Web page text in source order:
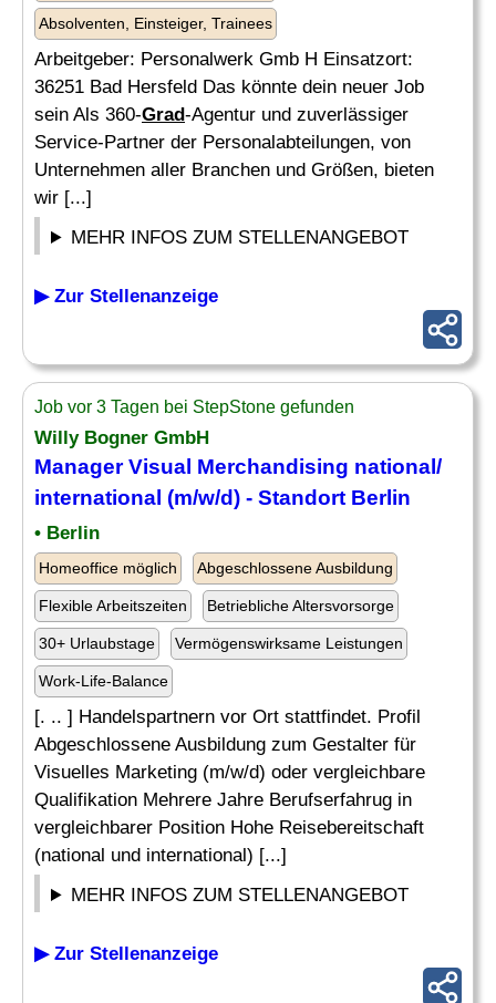
Absolventen, Einsteiger, Trainees
Arbeitgeber: Personalwerk Gmb H Einsatzort:
36251 Bad Hersfeld Das könnte dein neuer Job
sein Als 360-Grad-Agentur und zuverlässiger
Service-Partner der Personalabteilungen, von
Unternehmen aller Branchen und Größen, bieten
wir [...]
MEHR INFOS ZUM STELLENANGEBOT
▶ Zur Stellenanzeige
Job vor 3 Tagen bei StepStone gefunden
Willy Bogner GmbH
Manager Visual Merchandising national/
international (m/w/d) - Standort Berlin
• Berlin
Homeoffice möglich Abgeschlossene Ausbildung
Flexible Arbeitszeiten Betriebliche Altersvorsorge
30+ Urlaubstage Vermögenswirksame Leistungen
Work-Life-Balance
[. .. ] Handelspartnern vor Ort stattfindet. Profil
Abgeschlossene Ausbildung zum Gestalter für
Visuelles Marketing (m/w/d) oder vergleichbare
Qualifikation Mehrere Jahre Berufserfahrug in
vergleichbarer Position Hohe Reisebereitschaft
(national und international) [...]
MEHR INFOS ZUM STELLENANGEBOT
▶ Zur Stellenanzeige